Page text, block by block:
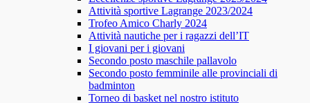
Attività sportive Lagrange 2023/2024
Trofeo Amico Charly 2024
Attività nautiche per i ragazzi dell’IT
I giovani per i giovani
Secondo posto maschile pallavolo
Secondo posto femminile alle provinciali di
badminton
Torneo di basket nel nostro istituto